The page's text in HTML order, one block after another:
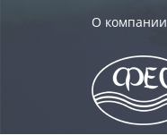
О компании